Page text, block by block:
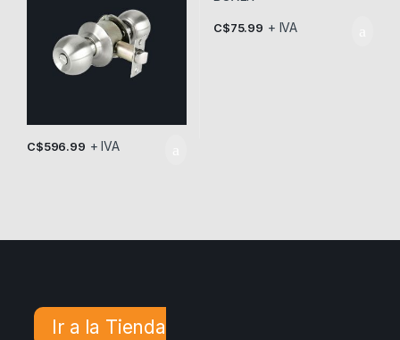
C$596.99 + IVA
C$75.99 + IVA
Ir a la Tienda